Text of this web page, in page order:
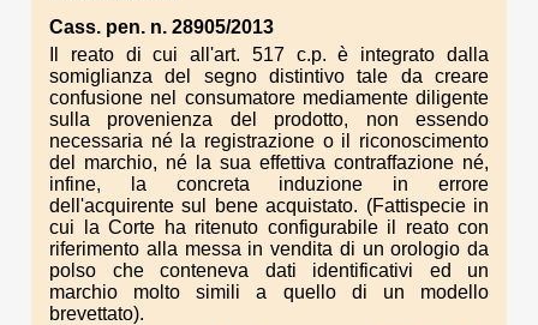
Cass. pen. n. 28905/2013
Il reato di cui all'art. 517 c.p. è integrato dalla
somiglianza del segno distintivo tale da creare
confusione nel consumatore mediamente diligente
sulla provenienza del prodotto, non essendo
necessaria né la registrazione o il riconoscimento
del marchio, né la sua effettiva contraffazione né,
infine, la concreta induzione in errore
dell'acquirente sul bene acquistato. (Fattispecie in
cui la Corte ha ritenuto configurabile il reato con
riferimento alla messa in vendita di un orologio da
polso che conteneva dati identificativi ed un
marchio molto simili a quello di un modello
brevettato).